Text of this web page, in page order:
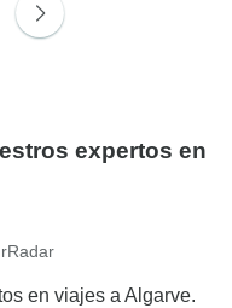
expertos en
en viajes a Algarve.